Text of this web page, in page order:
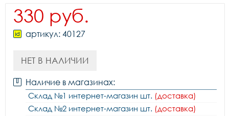
330 руб.
артикул: 40127
НЕТ В НАЛИЧИИ
Наличие в магазинах:
Склад №1 интернет-магазин шт. (доставка)
Склад №2 интернет-магазин шт. (доставка)